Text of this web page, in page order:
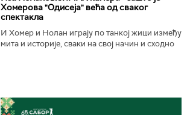
Хомерова "Одисеја" већа од сваког
спектакла
И Хомер и Нолан играју по танкој жици између
мита и историје, сваки на свој начин и сходно